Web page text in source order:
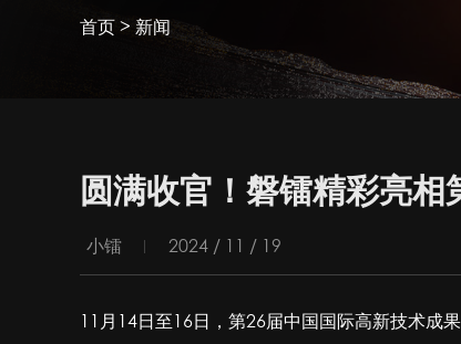
首页 > 新闻
圆满收官！磐镭精彩亮相
小镭 2024 / 11 / 19
11月14日至16日，第26届中国国际高新技术成